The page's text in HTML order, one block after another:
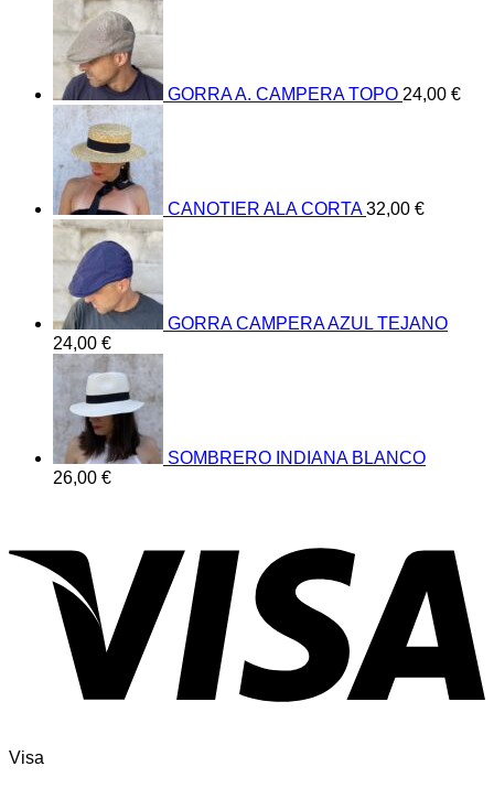
GORRA A. CAMPERA TOPO 24,00 €
CANOTIER ALA CORTA 32,00 €
GORRA CAMPERA AZUL TEJANO
24,00 €
SOMBRERO INDIANA BLANCO
26,00 €
Visa